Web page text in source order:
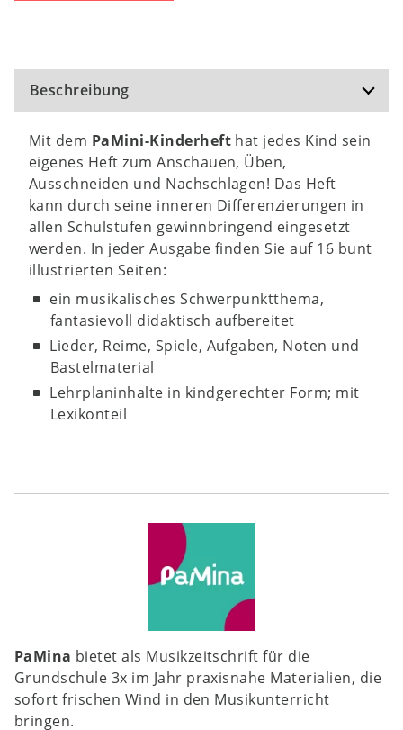
Beschreibung
Mit dem PaMini-Kinderheft hat jedes Kind sein
eigenes Heft zum Anschauen, Üben,
Ausschneiden und Nachschlagen! Das Heft
kann durch seine inneren Differenzierungen in
allen Schulstufen gewinnbringend eingesetzt
werden. In jeder Ausgabe finden Sie auf 16 bunt
illustrierten Seiten:
ein musikalisches Schwerpunktthema,
fantasievoll didaktisch aufbereitet
Lieder, Reime, Spiele, Aufgaben, Noten und
Bastelmaterial
Lehrplaninhalte in kindgerechter Form; mit
Lexikonteil
PaMina bietet als Musikzeitschrift für die
Grundschule 3x im Jahr praxisnahe Materialien, die
sofort frischen Wind in den Musikunterricht
bringen.